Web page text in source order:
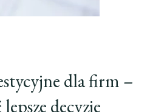
dla firm –
decyzje